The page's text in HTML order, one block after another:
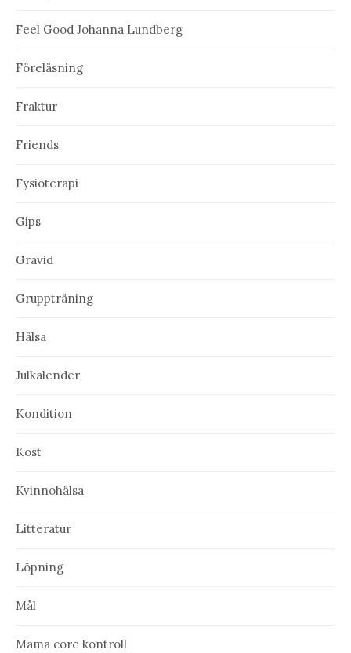
Feel Good Johanna Lundberg
Föreläsning
Fraktur
Friends
Fysioterapi
Gips
Gravid
Gruppträning
Hälsa
Julkalender
Kondition
Kost
Kvinnohälsa
Litteratur
Löpning
Mål
Mama core kontroll